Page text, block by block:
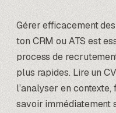
Gérer efficacement
ton CRM ou ATS est
process de
plus rapides. Lire un
l’analyser en
savoir immédiatement